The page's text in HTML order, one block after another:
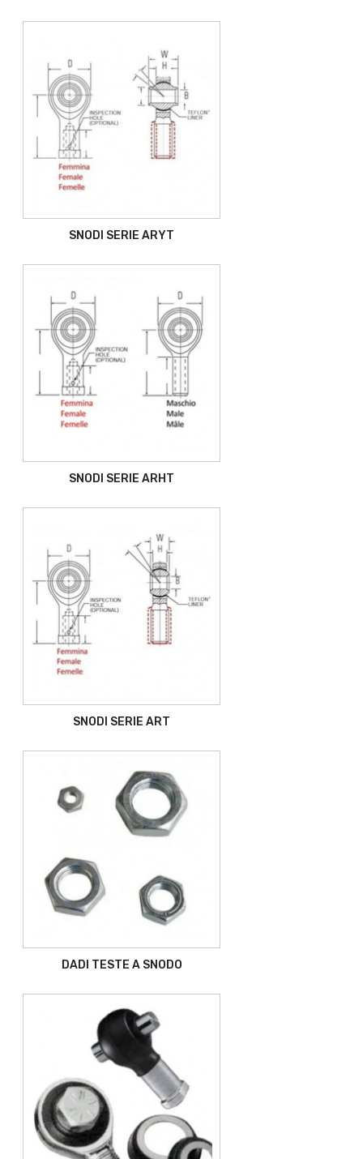
SNODI SERIE ARYT
SNODI SERIE ARHT
SNODI SERIE ART
DADI TESTE A SNODO